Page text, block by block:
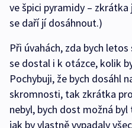
ve špici pyramidy –
se daří jí dosáhnout.)
Při úvahách, zda bych
se dostal i k otázce, kolik
Pochybuji, že bych dosáhl
skromnosti, tak zkrátka
nebyl, bych dost možná
jak by vlastně vypadaly